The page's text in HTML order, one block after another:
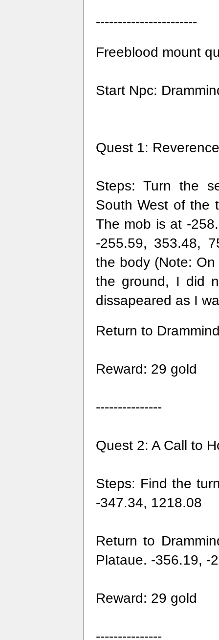
-----------------------
Freeblood mount
Start Npc:
Quest 1:
Steps: Turn the
South West of the
The mob is at -
-255.59, 353.48,
the body (Note:
the ground, I did
dissapeared as I
Return to
Reward: 29 gold
---------------
Quest 2: A Call to
Steps: Find the
-347.34, 1218.08
Return to
Plataue. -356.19, -
Reward: 29 gold
---------------